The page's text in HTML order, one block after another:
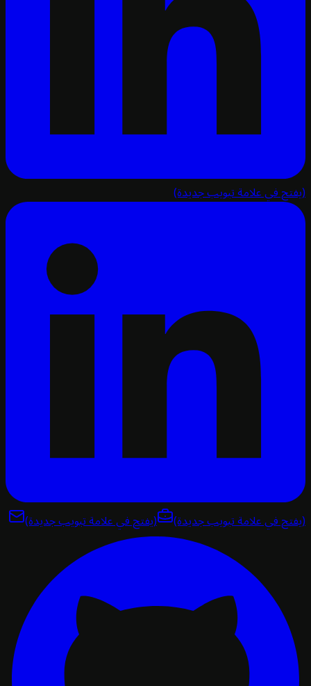
في علامة تبويب جديدة)
في علامة تبويب جديدة) (يفتح في علامة تبويب جديدة)